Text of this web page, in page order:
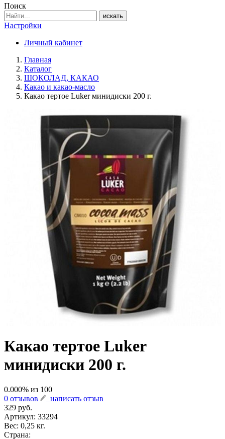
Поиск
искать
Настройки
Личный кабинет
Главная
Каталог
ШОКОЛАД, КАКАО
Какао и какао-масло
Какао тертое Luker минидиски 200 г.
Какао тертое Luker
минидиски 200 г.
0.000% из 100
0 отзывов
написать отзыв
329 руб.
Артикул: 33294
Вес: 0,25 кг.
Страна: